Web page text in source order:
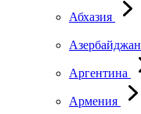
Абхазия
Азербайджан
Аргентина
Армения